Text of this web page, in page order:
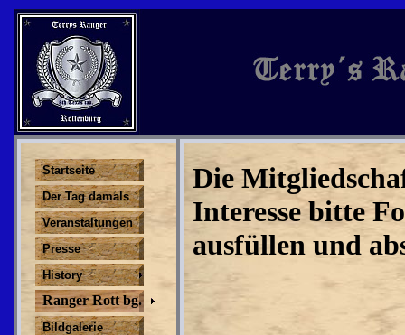
Startseite
Der Tag damals
Veranstaltungen
Presse
History
Ranger Rott bg.
Bildgalerie
Die
Interesse bitte
ausfüllen und